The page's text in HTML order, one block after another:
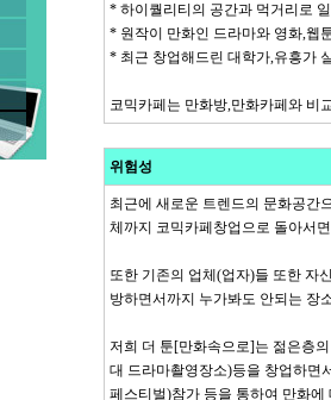
* 하이퀄리티의 공간과 먹거리로
* 원작이 만화인 드라마와 영화,웹
* 최근 창업해드린 대학가,유흥가
코믹카페는 만화방,만화카페와 비
위험성
최근에 새로운 트렌드의 문화공간
체까지 코믹카페창업으로 돌아서
또한 기존의 업체(업자)들 또한 자
방하면서까지 누가봐도 안되는 장
저희 더 툰[만화속으로]는 젊은층
대 드라마촬영장소)등을 창업하면
페스티벌)참가 등을 통하여 만화